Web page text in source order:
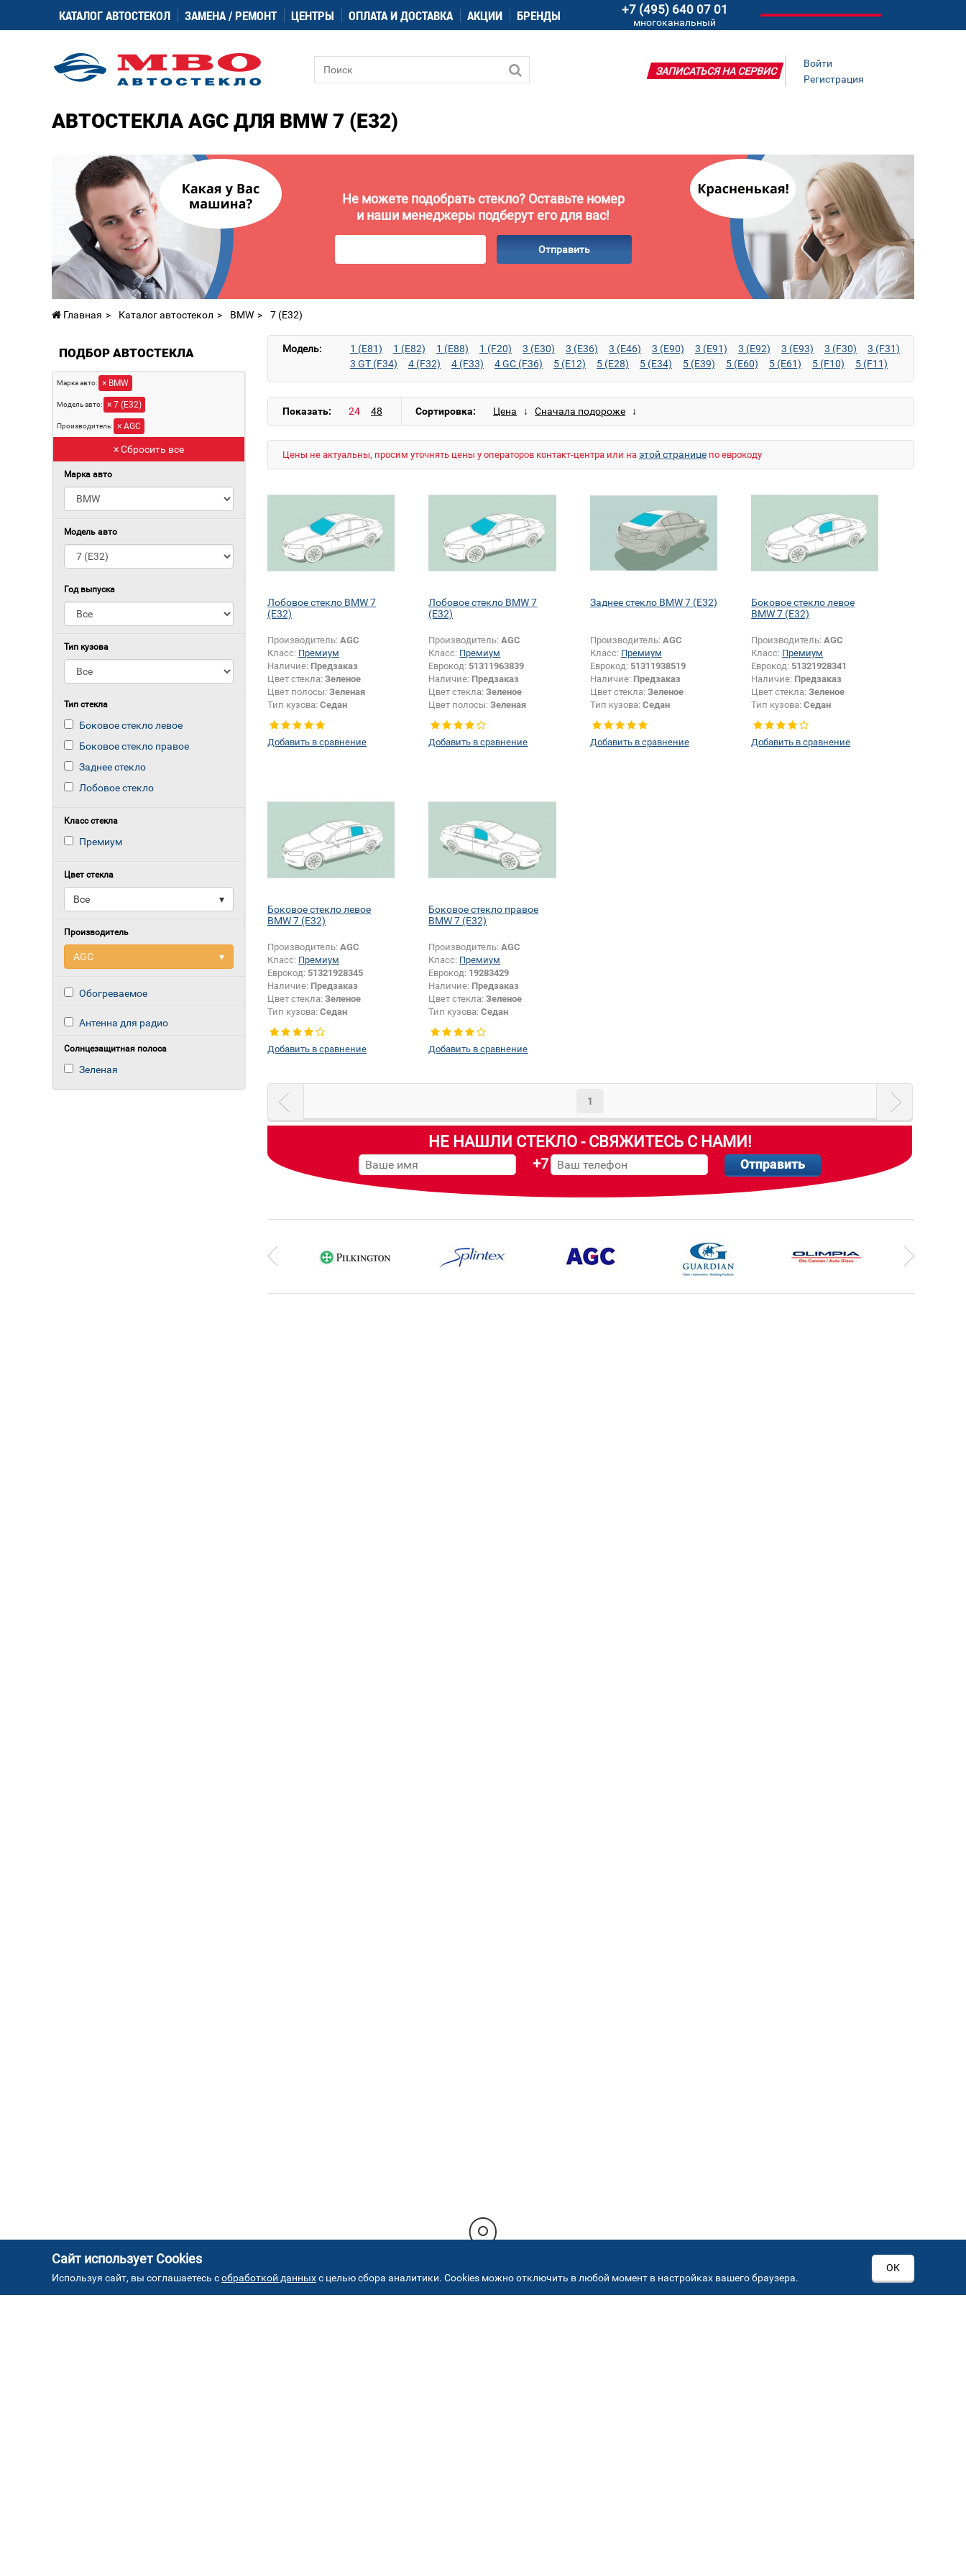
КАТАЛОГ АВТОСТЕКОЛ ЗАМЕНА / РЕМОНТ ЦЕНТРЫ ОПЛАТА И ДОСТАВКА АКЦИИ БРЕНДЫ +7 (495) 640 07 01
многоканальный
Войти
Регистрация
ЗАПИСАТЬСЯ НА СЕРВИС
АВТОСТЕКЛА AGC ДЛЯ BMW 7 (E32)
Не можете подобрать стекло? Оставьте номер
и наши менеджеры подберут его для вас!
Отправить
Главная Каталог автостекол BMW 7 (E32)
ПОДБОР АВТОСТЕКЛА
Марка авто: × BMW
Модель авто: × 7 (E32)
Производитель: × AGC
× Сбросить все
Марка авто
Модель авто
Год выпуска
Тип кузова
Тип стекла
Боковое стекло левое
Боковое стекло правое
Заднее стекло
Лобовое стекло
Класс стекла
Премиум
Цвет стекла
▾
Все
Производитель
▾
AGC
Обогреваемое
Антенна для радио
Солнцезащитная полоса
Зеленая
Модель: 1 (E81) 1 (E82) 1 (E88) 1 (F20) 3 (E30) 3 (E36) 3 (E46) 3 (E90) 3 (E91) 3 (E92) 3 (E93) 3 (F30)
3 (F31)
3 GT (F34)
4 (F32) 4 (F33) 4 GC (F36) 5 (E12) 5 (E28) 5 (E34) 5 (E39) 5 (E60) 5 (E61) 5 (F10)
5 (F11)
M6 (E63)
M6 (E64) M6 (F12) M6 (F13) M6 GC (F06) X1 (E84)
X5 (E70)
X5 (F15) X5 M (E70) X6 (E71) X6 M (E71) Z3 (E36) Z4 (E85) Z4 (E86) Z4 M (E85) Z4 M (E86)
Показать: Сортировка:
Цены не актуальны, просим уточнять цены у операторов контакт-центра или на этой странице по еврокоду
Лобовое стекло BMW 7
(E32)
Производитель: AGC
Класс: Премиум
Наличие: Предзаказ
Цвет стекла: Зеленое
Цвет полосы: Зеленая
Тип кузова: Седан
Добавить в сравнение
Лобовое стекло BMW 7
(E32)
Производитель:AGC
Класс: Премиум
Еврокод: 51311963839
Наличие: Предзаказ
Цвет стекла:Зеленое
Цвет полосы:Зеленая
Тип кузова:Седан
Добавить в сравнение
Заднее стекло BMW 7 (E32)
Производитель: AGC
Класс: Премиум
Еврокод: 51311938519
Наличие: Предзаказ
Цвет стекла: Зеленое
Тип кузова: Седан
Тип стекла: Заднее стекло
Добавить в сравнение
Боковое стекло левое
BMW 7 (E32)
Производитель:AGC
Класс: Премиум
Еврокод: 51321928341
Наличие: Предзаказ
Цвет стекла:Зеленое
Тип кузова:Седан
Тип стекла:Боковое стекло
левое
Добавить в сравнение
Боковое стекло левое
BMW 7 (E32)
Производитель: AGC
Класс: Премиум
Еврокод: 51321928345
Наличие: Предзаказ
Цвет стекла: Зеленое
Тип кузова: Седан
Тип стекла: Боковое стекло
левое
Добавить в сравнение
Боковое стекло правое
BMW 7 (E32)
Производитель:AGC
Класс: Премиум
Еврокод: 19283429
Наличие: Предзаказ
Цвет стекла:Зеленое
Тип кузова:Седан
Тип стекла:Боковое стекло
правое
Добавить в сравнение
1
НЕ НАШЛИ СТЕКЛО - СВЯЖИТЕСЬ С НАМИ!
+7 Отправить
АДРЕСА НАШИХ СЕРВИСНЫХ ЦЕНТРОВ
Сайт использует Cookies
Используя сайт, вы соглашаетесь собработкой данныхс целью сбора аналитики. Cookies можно отключить в любой момент в настройках вашего браузера.
ОК